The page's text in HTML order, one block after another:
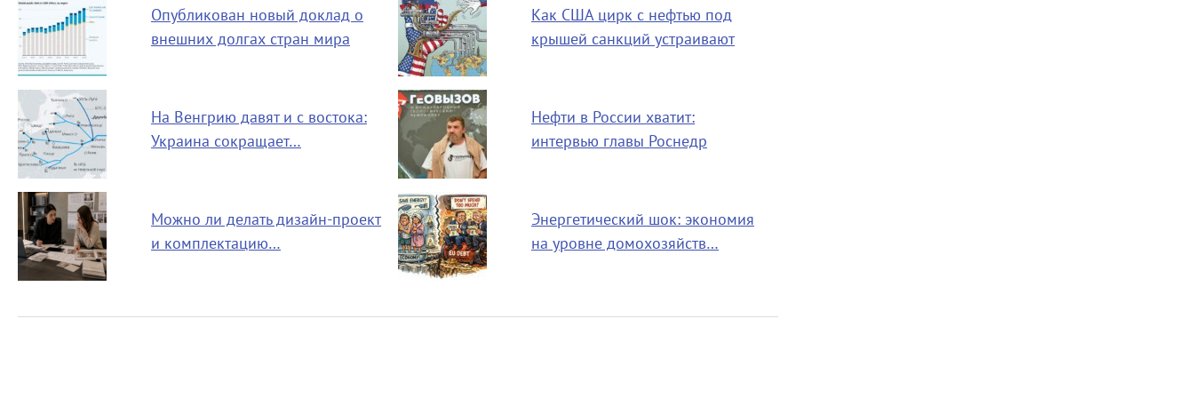
Опубликован новый доклад о
внешних долгах стран мира
Как США цирк с нефтью под
крышей санкций устраивают
На Венгрию давят и с востока:
Украина сокращает…
Нефти в России хватит:
интервью главы Роснедр
Можно ли делать дизайн-проект
и комплектацию…
Энергетический шок: экономия
на уровне домохозяйств…